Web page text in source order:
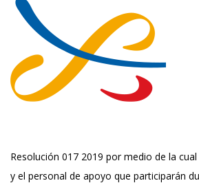
Resolución 017 2019 por medio de la
y el personal de apoyo que participarán